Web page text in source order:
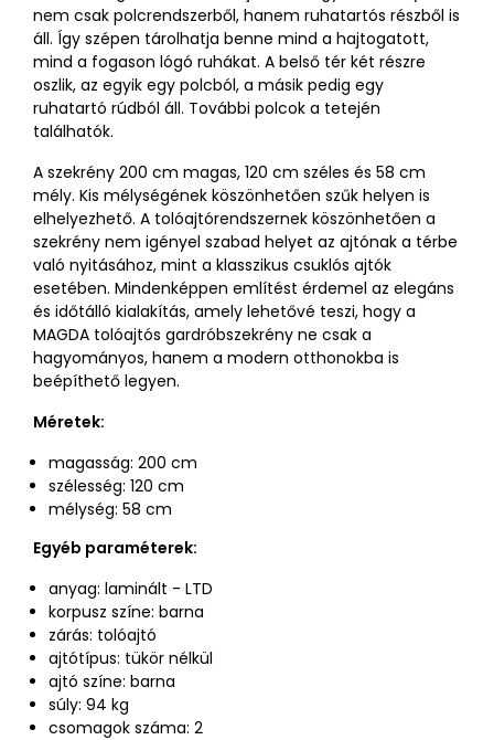
nem csak polcrendszerből, hanem ruhatartós részből is
áll. Így szépen tárolhatja benne mind a hajtogatott,
mind a fogason lógó ruhákat. A belső tér két részre
oszlik, az egyik egy polcból, a másik pedig egy
ruhatartó rúdból áll. További polcok a tetején
találhatók.
A szekrény 200 cm magas, 120 cm széles és 58 cm
mély. Kis mélységének köszönhetően szűk helyen is
elhelyezhető. A tolóajtórendszernek köszönhetően a
szekrény nem igényel szabad helyet az ajtónak a térbe
való nyitásához, mint a klasszikus csuklós ajtók
esetében. Mindenképpen említést érdemel az elegáns
és időtálló kialakítás, amely lehetővé teszi, hogy a
MAGDA tolóajtós gardróbszekrény ne csak a
hagyományos, hanem a modern otthonokba is
beépíthető legyen.
Méretek:
magasság: 200 cm
szélesség: 120 cm
mélység: 58 cm
Egyéb paraméterek:
anyag: laminált - LTD
korpusz színe: barna
zárás: tolóajtó
ajtótípus: tükör nélkül
ajtó színe: barna
súly: 94 kg
csomagok száma: 2